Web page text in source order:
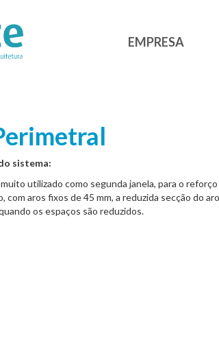
EMPRESA
sistema:
utilizado como segunda janela, para o
com aros fixos de 45 mm, a reduzida secção do
os espaços são reduzidos.